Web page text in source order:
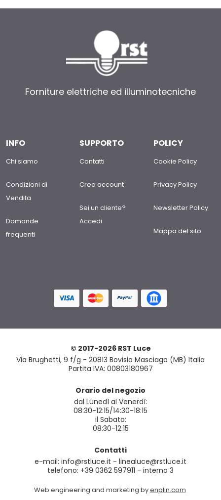
Forniture elettriche ed illuminotecniche
INFO
Chi siamo
Condizioni di
Vendita
Domande
frequenti
SUPPORTO
Contatti
Crea account
Sei un cliente?
Accedi
POLICY
Cookie Policy
Privacy Policy
Newsletter Policy
Mappa del sito
© 2017-2026 RST Luce
Via Brughetti, 9 f/g - 20813 Bovisio Masciago (MB) Italia
Partita IVA: 00803180967
Orario del negozio
dal Lunedì al Venerdì:
08:30-12:15/14:30-18:15
il Sabato:
08:30-12:15
Contatti
e-mail: info@rstluce.it - linealuce@rstluce.it
telefono: +39 0362 597911 - interno 3
Web engineering and marketing byenplin.com